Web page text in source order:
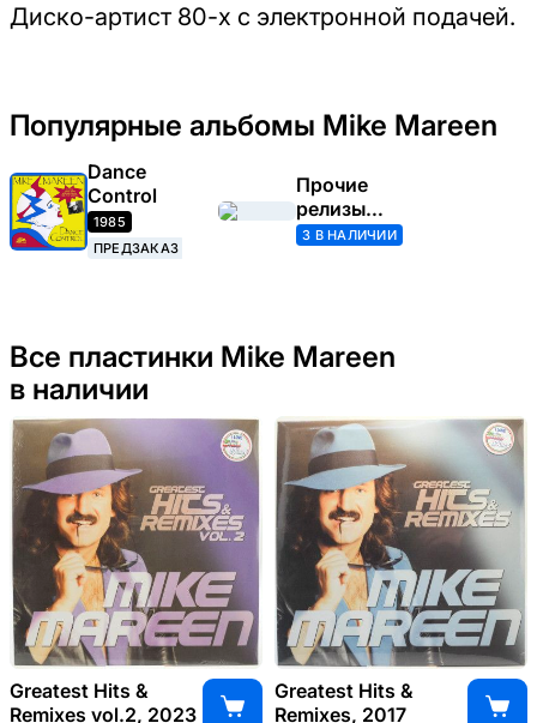
Диско-артист 80-х с электронной подачей.
Популярные альбомы Mike Mareen
Dance
Control
1985
ПРЕДЗАКАЗ
Прочие
релизы
(Mike
3 В НАЛИЧИИ
Все пластинки Mike Mareen
в наличии
Greatest Hits &
Remixes vol.2, 2023
Greatest Hits &
Remixes, 2017